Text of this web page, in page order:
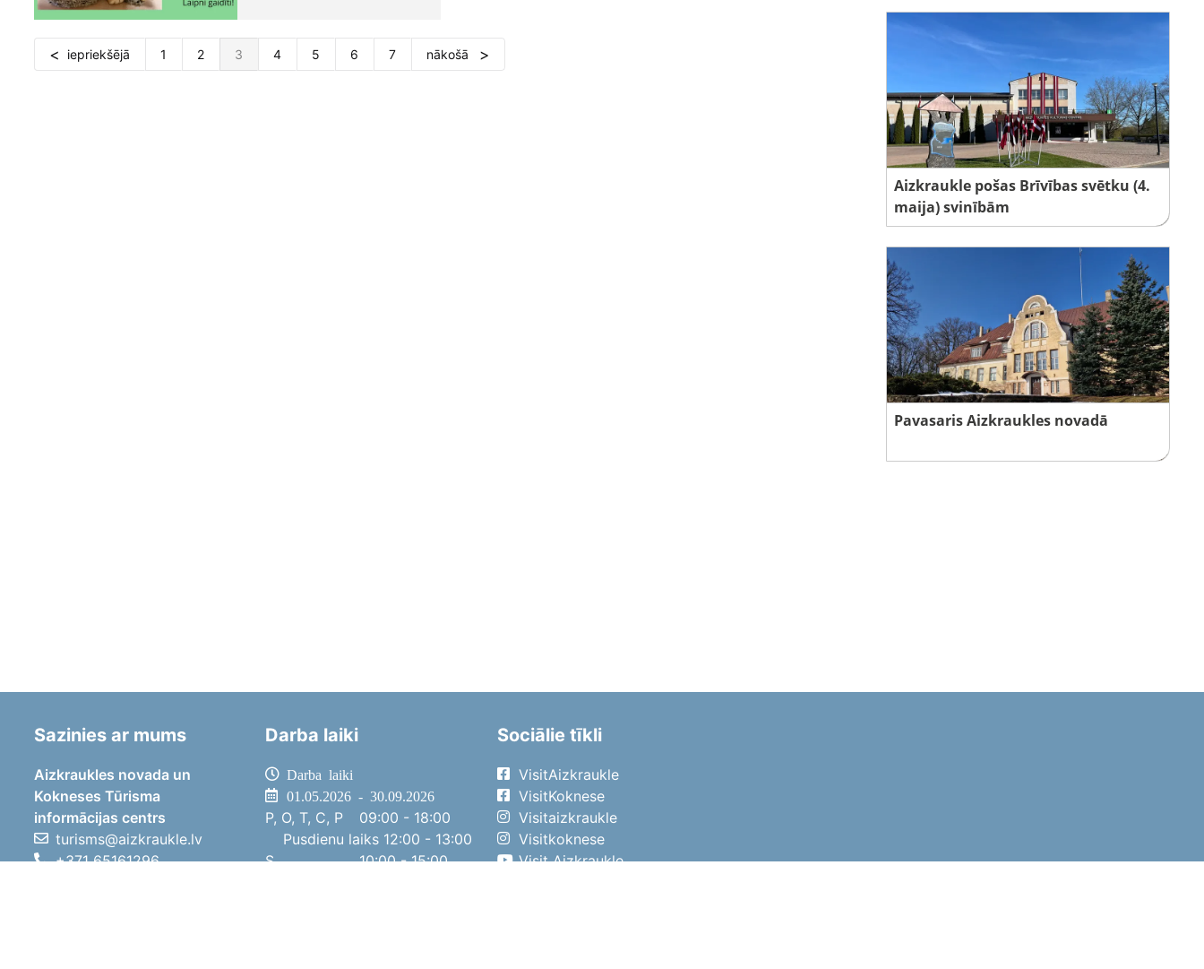
iepriekšējā 1 2 3 4 5 6 7 nākošā
Aizkraukle pošas Brīvības svētku (4.
maija) svinībām
Pavasaris Aizkraukles novadā
Sazinies ar mums
Aizkraukles novada un
Kokneses Tūrisma
informācijas centrs
turisms@aizkraukle.lv
+371 65161296
Darba laiki
Darba laiki
01.05.2026 - 30.09.2026
P, O, T, C, P
09:00 - 18:00
Pusdienu laiks 12:00 - 13:00
S
10:00 - 15:00
Sociālie tīkli
VisitAizkraukle
VisitKoknese
Visitaizkraukle
Visitkoknese
Visit Aizkraukle